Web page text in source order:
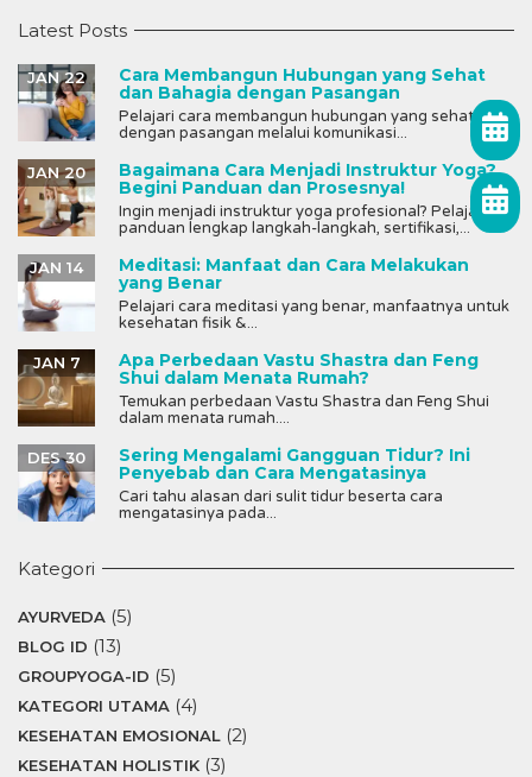
Latest Posts
Cara Membangun Hubungan yang Sehat
dan Bahagia dengan Pasangan
JAN 22
Pelajari cara membangun hubungan yang sehat
dengan pasangan melalui komunikasi...
Bagaimana Cara Menjadi Instruktur Yoga?
Begini Panduan dan Prosesnya!
JAN 20
Ingin menjadi instruktur yoga profesional? Pelajari
panduan lengkap langkah-langkah, sertifikasi,...
Meditasi: Manfaat dan Cara Melakukan
yang Benar
JAN 14
Pelajari cara meditasi yang benar, manfaatnya untuk
kesehatan fisik &...
Apa Perbedaan Vastu Shastra dan Feng
Shui dalam Menata Rumah?
JAN 7
Temukan perbedaan Vastu Shastra dan Feng Shui
dalam menata rumah....
Sering Mengalami Gangguan Tidur? Ini
Penyebab dan Cara Mengatasinya
DES 30
Cari tahu alasan dari sulit tidur beserta cara
mengatasinya pada...
Kategori
AYURVEDA (5)
BLOG ID (13)
GROUPYOGA-ID (5)
KATEGORI UTAMA (4)
KESEHATAN EMOSIONAL (2)
KESEHATAN HOLISTIK (3)